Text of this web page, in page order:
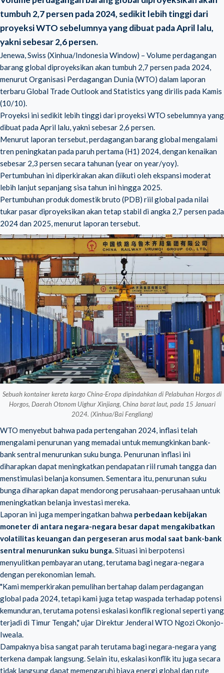
tumbuh 2,7 persen pada 2024, sedikit lebih tinggi dari
proyeksi WTO sebelumnya yang dibuat pada April lalu,
yakni sebesar 2,6 persen.
Jenewa, Swiss (Xinhua/Indonesia Window) – Volume perdagangan
barang global diproyeksikan akan tumbuh 2,7 persen pada 2024,
menurut Organisasi Perdagangan Dunia (WTO) dalam laporan
terbaru Global Trade Outlook and Statistics yang dirilis pada Kamis
(10/10).
Proyeksi ini sedikit lebih tinggi dari proyeksi WTO sebelumnya yang
dibuat pada April lalu, yakni sebesar 2,6 persen.
Menurut laporan tersebut, perdagangan barang global mengalami
tren peningkatan pada paruh pertama (H1) 2024, dengan kenaikan
sebesar 2,3 persen secara tahunan (year on year/yoy).
Pertumbuhan ini diperkirakan akan diikuti oleh ekspansi moderat
lebih lanjut sepanjang sisa tahun ini hingga 2025.
Pertumbuhan produk domestik bruto (PDB) riil global pada nilai
tukar pasar diproyeksikan akan tetap stabil di angka 2,7 persen pada
2024 dan 2025, menurut laporan tersebut.
Sebuah kontainer kereta kargo China-Eropa dipindahkan di Pelabuhan Horgos di
Horgos, Daerah Otonom Uighur Xinjiang, China barat laut, pada 15 Januari
2024. (Xinhua/Bai Fengliang)
WTO menyebut bahwa pada pertengahan 2024, inflasi telah
mengalami penurunan yang memadai untuk memungkinkan bank-
bank sentral menurunkan suku bunga. Penurunan inflasi ini
diharapkan dapat meningkatkan pendapatan riil rumah tangga dan
menstimulasi belanja konsumen. Sementara itu, penurunan suku
bunga diharapkan dapat mendorong perusahaan-perusahaan untuk
meningkatkan belanja investasi mereka.
Laporan ini juga memperingatkan bahwa perbedaan kebijakan
moneter di antara negara-negara besar dapat mengakibatkan
volatilitas keuangan dan pergeseran arus modal saat bank-bank
sentral menurunkan suku bunga.Situasi ini berpotensi
menyulitkan pembayaran utang, terutama bagi negara-negara
dengan perekonomian lemah.
"Kami memperkirakan pemulihan bertahap dalam perdagangan
global pada 2024, tetapi kami juga tetap waspada terhadap potensi
kemunduran, terutama potensi eskalasi konflik regional seperti yang
terjadi di Timur Tengah," ujar Direktur Jenderal WTO Ngozi Okonjo-
Iweala.
Dampaknya bisa sangat parah terutama bagi negara-negara yang
terkena dampak langsung. Selain itu, eskalasi konflik itu juga secara
tidak langsung dapat memengaruhi biaya energi global dan rute